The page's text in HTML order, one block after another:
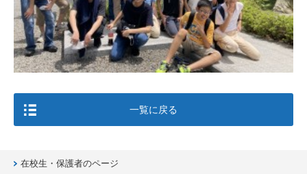
一覧に戻る
在校生・保護者のページ